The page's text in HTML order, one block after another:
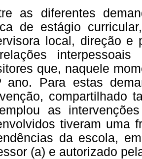
as diferentes
de estágio
local, direção e
interpessoais
que, naquele
ano. Para estas
compartilhado
as
tiveram uma
da escola,
(a) e autorizado